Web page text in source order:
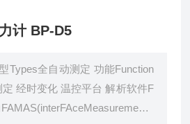
计 BP-D5
Types全自动测定 功能Function
软件F